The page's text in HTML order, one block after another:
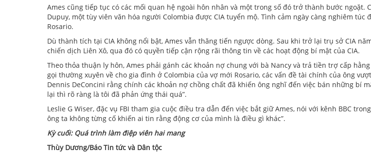
Ames cũng tiếp tục có các mối quan hệ ngoài hôn nhân và một trong số đó trở thành bước ngoặt.
Dupuy, một tùy viên văn hóa người Colombia được CIA tuyển mộ. Tình cảm ngày càng nghiêm
Rosario.
Dù thành tích tại CIA không nổi bật, Ames vẫn thăng tiến ngược dòng. Sau khi trở lại trụ sở CIA
chiến dịch Liên Xô, qua đó có quyền tiếp cận rộng rãi thông tin về các hoạt động bí mật của CIA.
Theo thỏa thuận ly hôn, Ames phải gánh các khoản nợ chung với bà Nancy và trả tiền trợ cấp
gọi thường xuyên về cho gia đình ở Colombia của vợ mới Rosario, các vấn đề tài chính của ông
Dennis DeConcini rằng chính các khoản nợ chồng chất đã khiến ông nghĩ đến việc bán những bí
lại thì rõ ràng là tôi đã phản ứng thái quá”.
Leslie G Wiser, đặc vụ FBI tham gia cuộc điều tra dẫn đến việc bắt giữ Ames, nói với kênh BBC
ông ta không từng cố khiến ai tin rằng động cơ của mình là điều gì khác”.
Kỳ cuối: Quá trình làm điệp viên hai mang
Thùy Dương/Báo Tin tức và Dân tộc